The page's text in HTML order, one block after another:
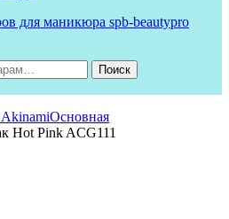
Поиск
AkinamiОсновная
Hot Pink AСG111